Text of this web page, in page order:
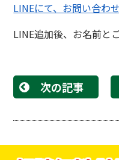
LINEにて、お問い合わ
LINE追加後、お名前と
次の記事